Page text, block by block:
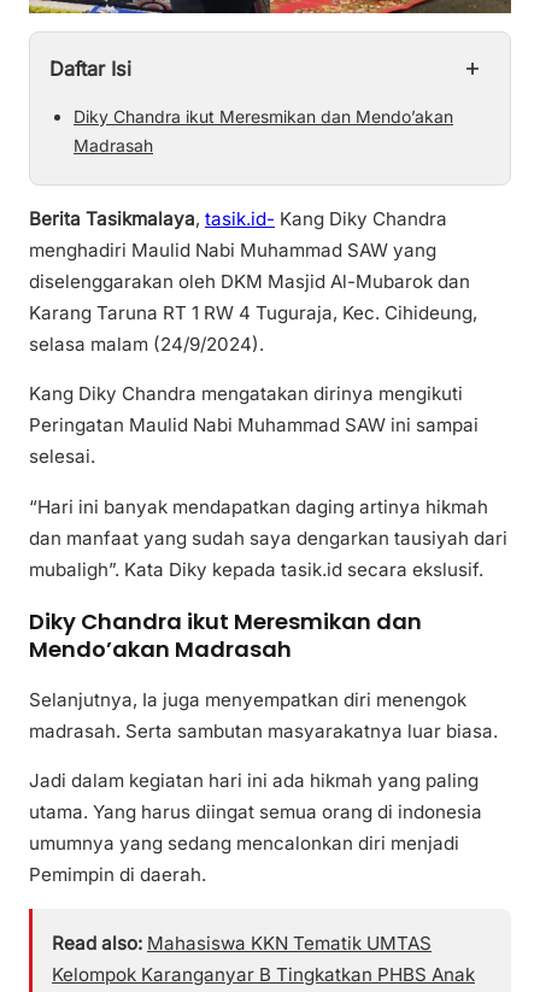
Daftar Isi +
Diky Chandra ikut Meresmikan dan Mendo’akan
Madrasah
Berita Tasikmalaya, tasik.id- Kang Diky Chandra
menghadiri Maulid Nabi Muhammad SAW yang
diselenggarakan oleh DKM Masjid Al-Mubarok dan
Karang Taruna RT 1 RW 4 Tuguraja, Kec. Cihideung,
selasa malam (24/9/2024).
Kang Diky Chandra mengatakan dirinya mengikuti
Peringatan Maulid Nabi Muhammad SAW ini sampai
selesai.
“Hari ini banyak mendapatkan daging artinya hikmah
dan manfaat yang sudah saya dengarkan tausiyah dari
mubaligh”. Kata Diky kepada tasik.id secara ekslusif.
Diky Chandra ikut Meresmikan dan
Mendo’akan Madrasah
Selanjutnya, Ia juga menyempatkan diri menengok
madrasah. Serta sambutan masyarakatnya luar biasa.
Jadi dalam kegiatan hari ini ada hikmah yang paling
utama. Yang harus diingat semua orang di indonesia
umumnya yang sedang mencalonkan diri menjadi
Pemimpin di daerah.
Read also: Mahasiswa KKN Tematik UMTAS
Kelompok Karanganyar B Tingkatkan PHBS Anak